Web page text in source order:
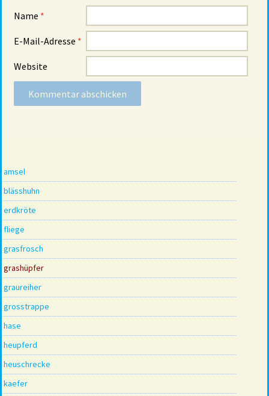
Name *
E-Mail-Adresse *
Website
amsel
blässhuhn
erdkröte
fliege
grasfrosch
grashüpfer
graureiher
grosstrappe
hase
heupferd
heuschrecke
kaefer